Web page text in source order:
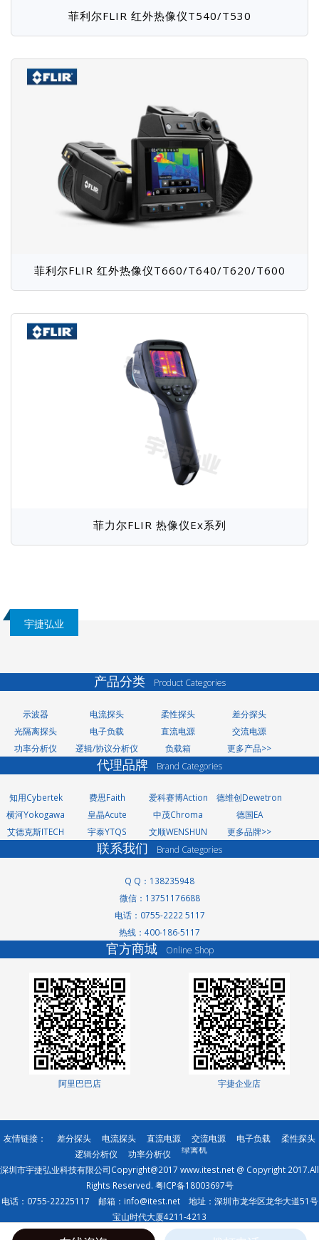
菲利尔FLIR 红外热像仪T540/T530
菲利尔FLIR 红外热像仪T660/T640/T620/T600
菲力尔FLIR 热像仪Ex系列
宇捷弘业
产品分类Product Categories
示波器 电流探头 柔性探头
差分探头
光隔离探头
电子负载 直流电源
交流电源
功率分析仪
逻辑/协议分析仪 负载箱 更多产品>>
代理品牌 Brand Categories
知用Cybertek 费思Faith 爱科赛博Action
德维创Dewetron
横河Yokogawa
皇晶Acute 中茂Chroma
德国EA
艾德克斯ITECH
宇泰YTQS 文顺WENSHUN 更多品牌>>
联系我们 Brand Categories
Q Q：138235948
微信：13751176688
电话：0755-2222 5117
热线：400-186-5117
官方商城Online Shop
阿里巴巴店 宇捷企业店
友情链接： 差分探头 电流探头 直流电源 交流电源 电子负载
柔性探头
逻辑分析仪
功率分析仪
景观护栏
网络测试仪
家电玻璃
无轨转弯车
高低温交变湿热试
验箱
分光光度计
测土仪
绿篱机
反冲洗过滤器
深圳市宇捷弘业科技有限公司Copyright@2017 www.itest.net @ Copyright 2017.All
Rights Reserved. 粤ICP备18003697号
电话：0755-22225117 邮箱：info@itest.net 地址：深圳市龙华区龙华大道51号
宝山时代大厦4211-4213
宇捷弘业专注于直流电源和交流电源等方面的自动化测试解决方案,努力为客户提供优